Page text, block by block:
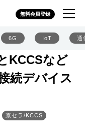
無料会員登録
6G IoT 通
KCCSなど
続デバイス
京セラ/KCCS